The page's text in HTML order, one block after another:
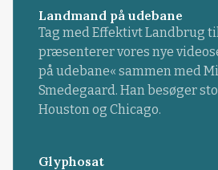
Landmand på udebane
Tag med Effektivt Landbrug
præsenterer vores nye
på udebane« sammen med
Smedegaard. Han besøger
Houston og Chicago.
Glyphosat